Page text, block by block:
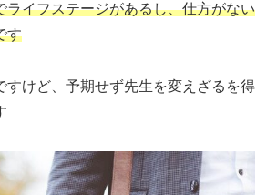
ライフステージがあるし、仕方がない
す
すけど、予期せず先生を変えざるを得